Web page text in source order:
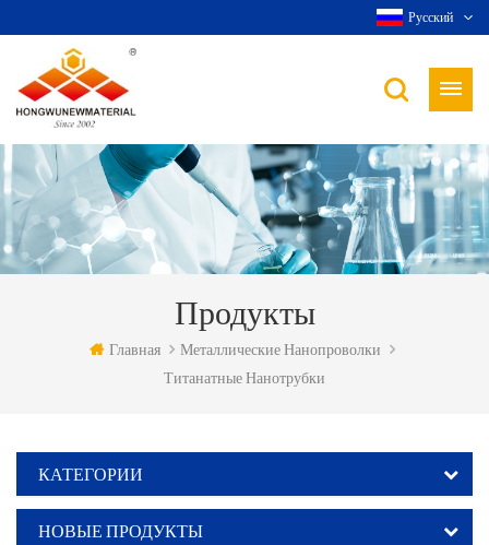
Русский
Продукты
Главная
Металлические Нанопроволки
Титанатные Нанотрубки
КАТЕГОРИИ
НОВЫЕ ПРОДУКТЫ